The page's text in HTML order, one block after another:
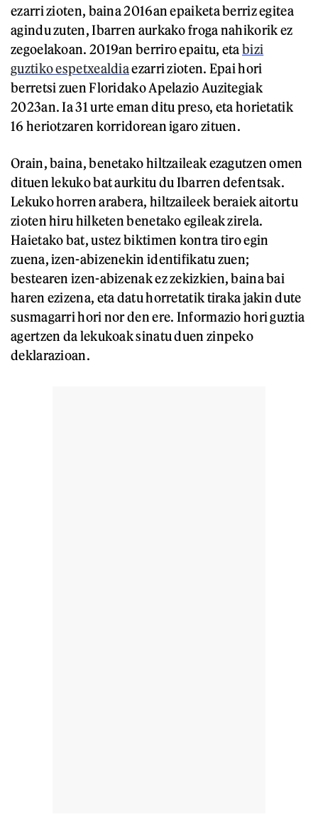
ezarri zioten, baina 2016an epaiketa berriz egitea
agindu zuten, Ibarren aurkako froga nahikorik ez
zegoelakoan. 2019an berriro epaitu, etabizi
guztiko espetxealdiaezarri zioten. Epai hori
berretsi zuen Floridako Apelazio Auzitegiak
2023an. Ia 31 urte eman ditu preso, eta horietatik
16 heriotzaren korridorean igaro zituen.
Orain, baina, benetako hiltzaileak ezagutzen omen
dituen lekuko bat aurkitu du Ibarren defentsak.
Lekuko horren arabera, hiltzaileek beraiek aitortu
zioten hiru hilketen benetako egileak zirela.
Haietako bat, ustez biktimen kontra tiro egin
zuena, izen-abizenekin identifikatu zuen;
bestearen izen-abizenak ez zekizkien, baina bai
haren ezizena, eta datu horretatik tiraka jakin dute
susmagarri hori nor den ere. Informazio hori guztia
agertzen da lekukoak sinatu duen zinpeko
deklarazioan.